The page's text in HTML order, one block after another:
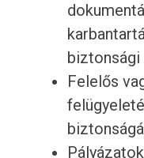
biztonsági
Felelős